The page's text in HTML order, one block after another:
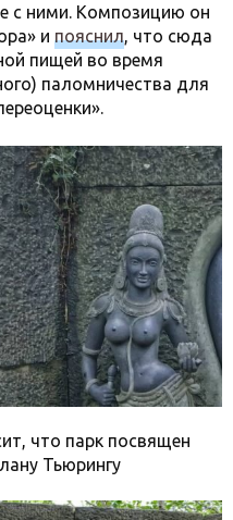
с ними. Композицию он
и пояснил, что сюда
пищей во время
паломничества для
что парк посвящен
Тьюрингу